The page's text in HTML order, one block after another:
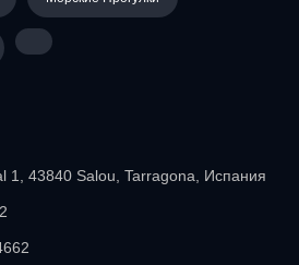
1, 43840 Salou, Tarragona, Испания